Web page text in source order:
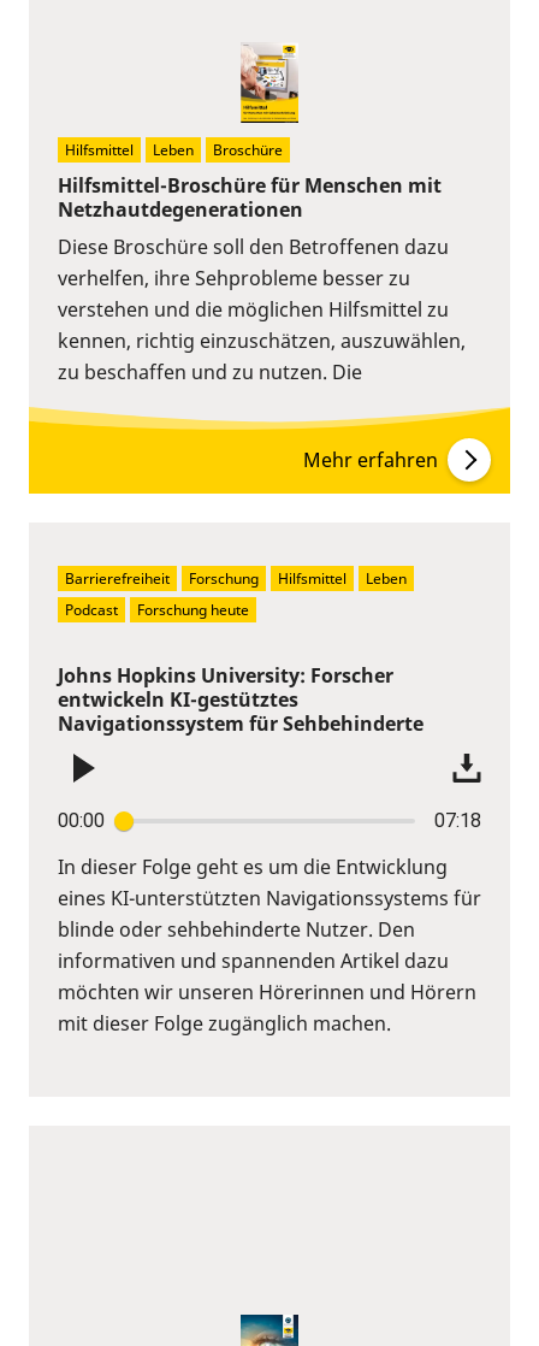
Hilfsmittel-Broschüre für Menschen mit
Netzhautdegenerationen
Diese Broschüre soll den Betroffenen dazu
verhelfen, ihre Sehprobleme besser zu
verstehen und die möglichen Hilfsmittel zu
kennen, richtig einzuschätzen, auszuwählen,
zu beschaffen und zu nutzen. Die
Hilfsmittel Leben Broschüre
Mehr erfahren
Johns Hopkins University: Forscher
entwickeln KI-gestütztes
Navigationssystem für Sehbehinderte
00:00 07:18
In dieser Folge geht es um die Entwicklung
eines KI-unterstützten Navigationssystems für
blinde oder sehbehinderte Nutzer. Den
informativen und spannenden Artikel dazu
möchten wir unseren Hörerinnen und Hörern
mit dieser Folge zugänglich machen.
Barrierefreiheit Forschung Hilfsmittel
Leben
Podcast
Forschung heute